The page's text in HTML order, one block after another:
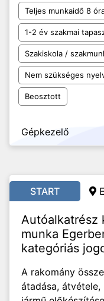
Teljes munkaidő 8
1-2 év szakmai
Szakiskola /
Nem szükséges
Beosztott
Gépkezelő
START
Autóalkatrész
munka
kategóriás
A rakomány
átadása,